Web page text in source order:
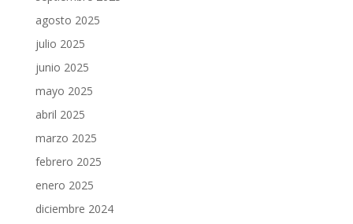
agosto 2025
julio 2025
junio 2025
mayo 2025
abril 2025
marzo 2025
febrero 2025
enero 2025
diciembre 2024